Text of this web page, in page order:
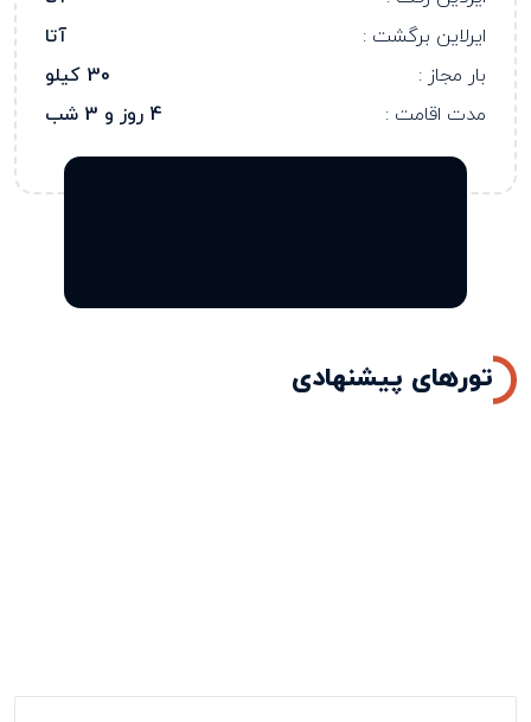
ایرلاین برگشت :
آتا
بار مجاز :
30 کیلو
مدت اقامت :
4 روز و 3 شب
تورهای پیشنهادی